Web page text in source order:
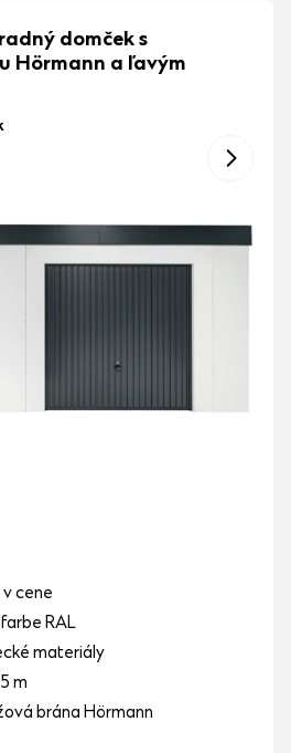
domček s
Hörmann a ľavým
cene
RAL
materiály
m
brána Hörmann